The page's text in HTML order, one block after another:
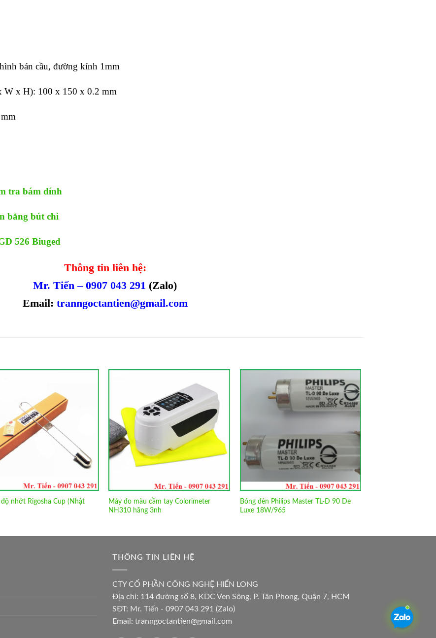
bán cầu, đường kính 1mm
W x H): 100 x 150 x 0.2 mm
tra bám dính
bằng bút chì
526 Biuged
Thông tin liên hệ:
Mr. Tiến – 0907 043 291 (Zalo)
Email: tranngoctantien@gmail.com
nhớt Rigosha Cup (Nhật
Add to
Máy đo màu cầm tay Colorimeter
NH310 hãng 3nh
Add to
Wishlist
Bóng đèn Philips Master TL-D 90 De
Luxe 18W/965
THÔNG TIN LIÊN HỆ
CTY CỔ PHẦN CÔNG NGHỆ HIỂN LONG
Địa chỉ: 114 đường số 8, KDC Ven Sông, P. Tân Phong, Quận 7, HCM
SĐT: Mr. Tiến - 0907 043 291 (Zalo)
Email: tranngoctantien@gmail.com